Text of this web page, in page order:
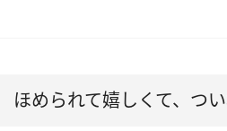
ほめられて嬉しくて、つ